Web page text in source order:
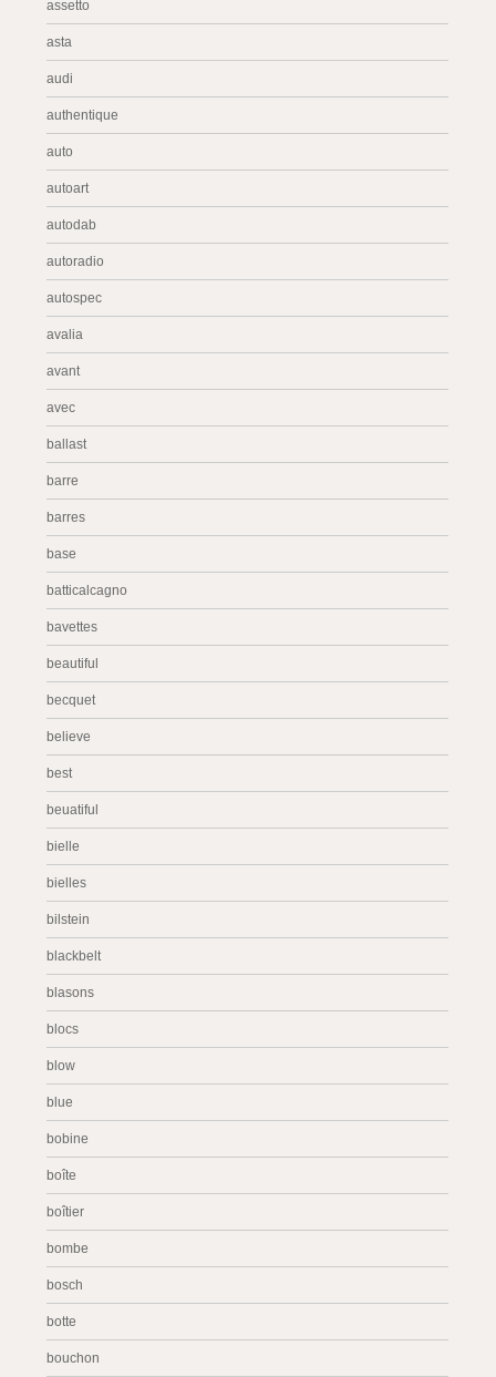
assetto
asta
audi
authentique
auto
autoart
autodab
autoradio
autospec
avalia
avant
avec
ballast
barre
barres
base
batticalcagno
bavettes
beautiful
becquet
believe
best
beuatiful
bielle
bielles
bilstein
blackbelt
blasons
blocs
blow
blue
bobine
boîte
boîtier
bombe
bosch
botte
bouchon